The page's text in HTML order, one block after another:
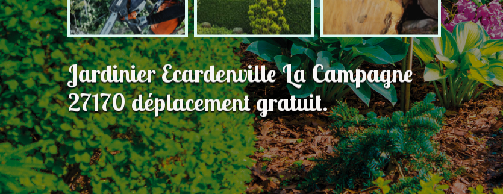
Jardinier Ecardenville La Campagne
27170 déplacement gratuit.